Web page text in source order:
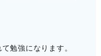
勉強になります。